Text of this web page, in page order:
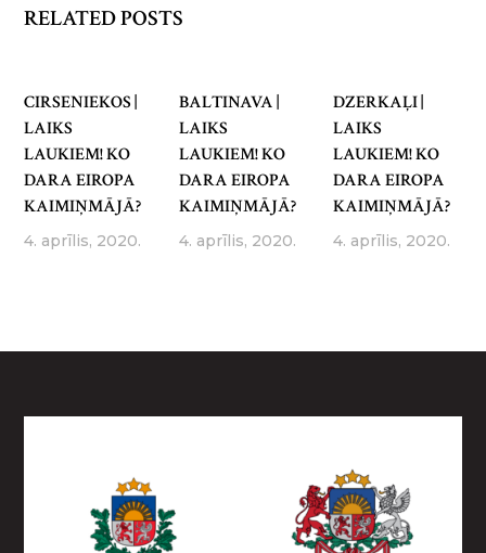
RELATED POSTS
CIRSENIEKOS |
LAIKS
LAUKIEM! KO
DARA EIROPA
KAIMIŅMĀJĀ?
4. aprīlis, 2020.
BALTINAVA |
LAIKS
LAUKIEM! KO
DARA EIROPA
KAIMIŅMĀJĀ?
4. aprīlis, 2020.
DZERKAĻI |
LAIKS
LAUKIEM! KO
DARA EIROPA
KAIMIŅMĀJĀ?
4. aprīlis, 2020.